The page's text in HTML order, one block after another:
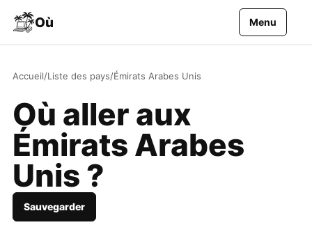
Où Menu
Accueil/Liste des pays/Émirats Arabes Unis
Où aller aux
Émirats Arabes
Unis ?
Sauvegarder